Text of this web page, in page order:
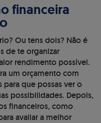
financeira
Ou tens dois? Não é
de te organizar
rendimento possível.
um orçamento com
para que possas ver o
possibilidades. Depois,
financeiros, como
avaliar a melhor